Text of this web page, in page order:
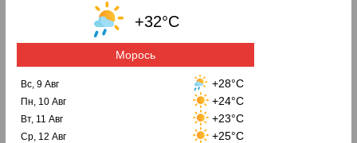
+32°C
Морось
Вс, 9 Авг +28°C
Пн, 10 Авг +24°C
Вт, 11 Авг +23°C
Ср, 12 Авг +25°C